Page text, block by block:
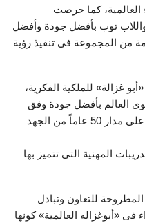
العالمية، كما حرصت
توب بأفضل جودة وأفضل
من المجموعة فى تنفيذ رؤية
غزالة» للملكية الفكرية،
العالم بأفضل جودة وفق
المعايير العالمية وهو ما حقق ريادتها على مدار 50 عاماً من الجهد
المهنية التى تتميز بها
للتعاون وتبادل
فى «أبوغزاله العالمية» كونها